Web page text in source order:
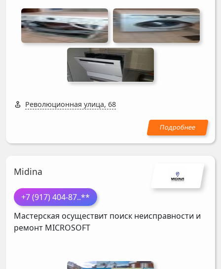
Революционная улица, 68
Midina
+7 (917) 404-87..**
Мастерская осуществит поиск неисправности и
ремонт MICROSOFT